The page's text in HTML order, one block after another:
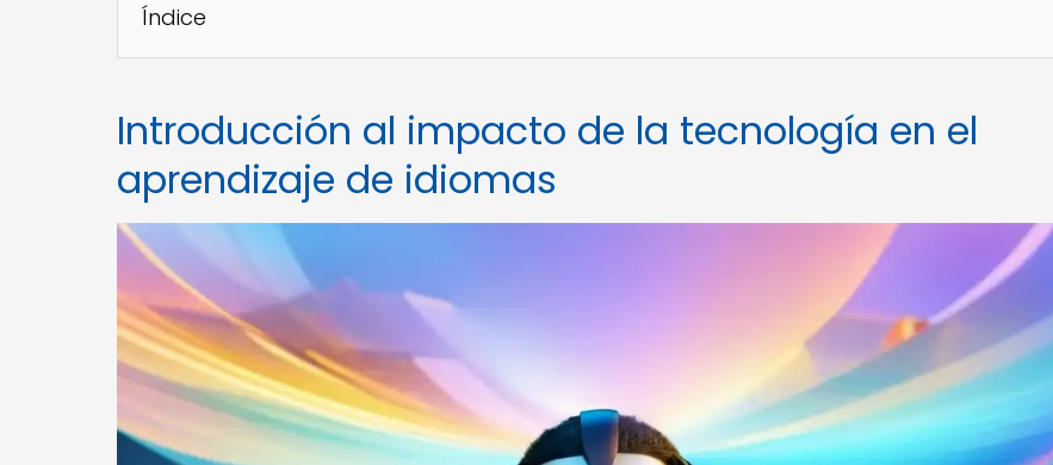
Índice
Introducción al impacto de la tecnología en el
aprendizaje de idiomas